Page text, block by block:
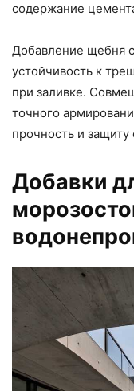
содержание
Добавление щебня
устойчивость к
при заливке.
точного
прочность и защиту
Добавки